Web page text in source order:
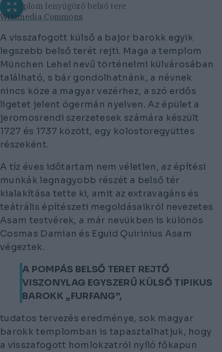
A templom lenyűgöző belső tere
Wikimedia Commons
A visszafogott külső a bajor barokk egyik
legszebb belső terét rejti. Maga a templom
München Lehel nevű történelmi külvárosában
található, s bár gondolhatnánk, a névnek
nincs köze a magyar vezérhez, a szó erdős
ligetet jelent ógermán nyelven. Az épület a
jeromosrendi szerzetesek számára készült
1727 és 1737 között, egy kolostoregyüttes
részeként.
A tíz éves időtartam nem véletlen, az építési
munkák legnagyobb részét a belső tér
kialakítása tette ki, amit az extravagáns és
teátrális építészeti megoldásaikról nevezetes
Asam testvérek, a már nevükben is különös
Cosmas Damian és Eguid Quirinius Asam
végeztek.
A POMPÁS BELSŐ TERET REJTŐ
VISZONYLAG EGYSZERŰ KÜLSŐ TIPIKUS
BAROKK „FURFANG”,
tudatos tervezés eredménye, sok magyar
barokk templomban is tapasztalhatjuk, hogy
a visszafogott homlokzatról nyíló főkapun